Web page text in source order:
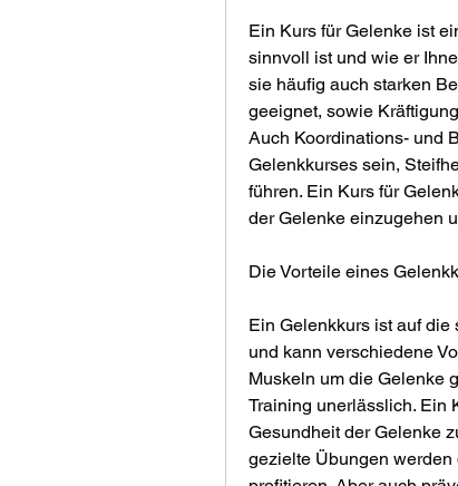
Ein Kurs für Gelenke ist
sinnvoll ist und wie er
sie häufig auch starken
geeignet, sowie
Auch Koordinations- und
Gelenkkurses sein,
führen. Ein Kurs für
der Gelenke einzugehen
Die Vorteile eines
Ein Gelenkkurs ist auf
und kann verschiedene
Muskeln um die Gelenke
Training unerlässlich. Ein
Gesundheit der Gelenke
gezielte Übungen